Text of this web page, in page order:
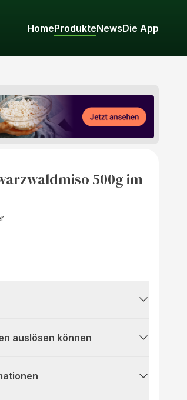
HomeProdukteNewsDie App
500g im
auslösen können